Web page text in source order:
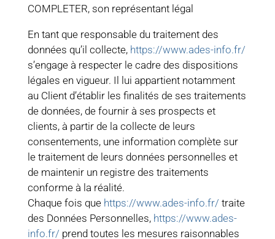
COMPLETER, son représentant légal
En tant que responsable du traitement des
données qu’il collecte, https://www.ades-info.fr/
s’engage à respecter le cadre des dispositions
légales en vigueur. Il lui appartient notamment
au Client d’établir les finalités de ses traitements
de données, de fournir à ses prospects et
clients, à partir de la collecte de leurs
consentements, une information complète sur
le traitement de leurs données personnelles et
de maintenir un registre des traitements
conforme à la réalité.
Chaque fois que https://www.ades-info.fr/ traite
des Données Personnelles, https://www.ades-
info.fr/ prend toutes les mesures raisonnables